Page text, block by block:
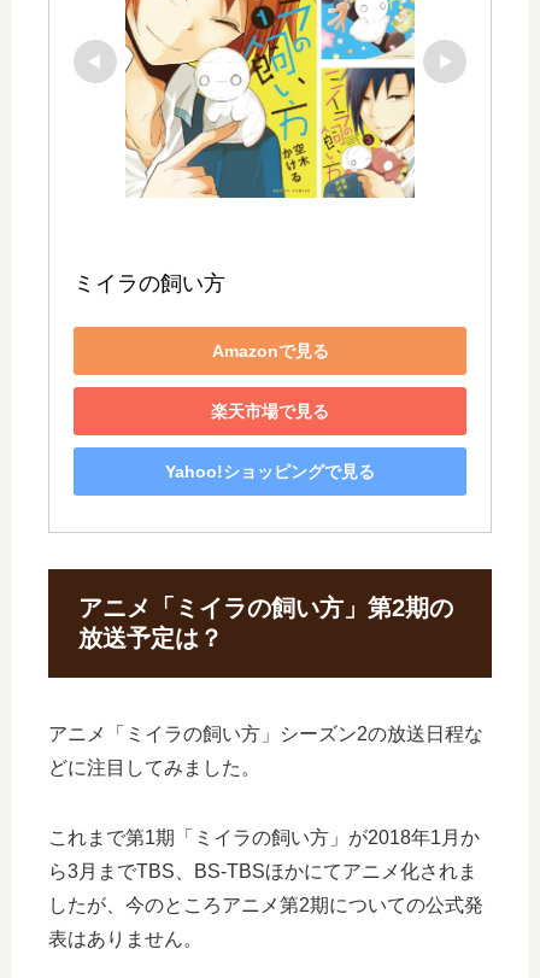
ミイラの飼い方
Amazonで見る
楽天市場で見る
Yahoo!ショッピングで見る
アニメ「ミイラの飼い方」第2期の
放送予定は？
アニメ「ミイラの飼い方」シーズン2の放送日程な
どに注目してみました。
これまで第1期「ミイラの飼い方」が2018年1月か
ら3月までTBS、BS-TBSほかにてアニメ化されま
したが、今のところアニメ第2期についての公式発
表はありません。